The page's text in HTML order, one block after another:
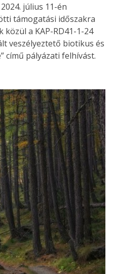
július 11-én
támogatási időszakra
a KAP-RD41-1-24
veszélyeztető biotikus és
című pályázati felhívást.